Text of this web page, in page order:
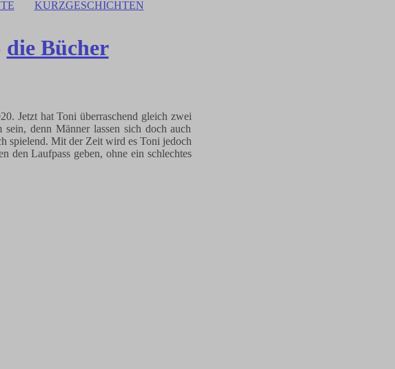
KURZGESCHICHTEN
die Bücher
Jetzt hat Toni überraschend gleich zwei
denn Männer lassen sich doch auch
spielend. Mit der Zeit wird es Toni jedoch
den Laufpass geben, ohne ein schlechtes